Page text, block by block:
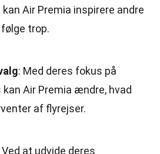
Air Premia inspirere andre
trop.
: Med deres fokus på
Air Premia ændre, hvad
af flyrejser.
Ved at udvide deres